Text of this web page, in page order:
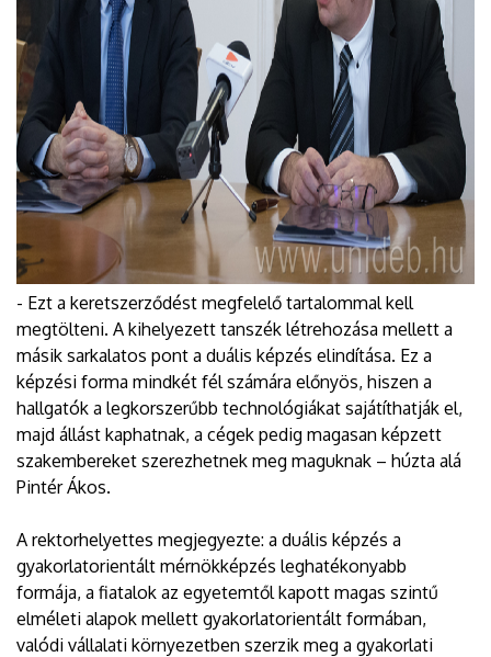
- Ezt a keretszerződést megfelelő tartalommal kell
megtölteni. A kihelyezett tanszék létrehozása mellett a
másik sarkalatos pont a duális képzés elindítása. Ez a
képzési forma mindkét fél számára előnyös, hiszen a
hallgatók a legkorszerűbb technológiákat sajátíthatják el,
majd állást kaphatnak, a cégek pedig magasan képzett
szakembereket szerezhetnek meg maguknak – húzta alá
Pintér Ákos.
A rektorhelyettes megjegyezte: a duális képzés a
gyakorlatorientált mérnökképzés leghatékonyabb
formája, a fiatalok az egyetemtől kapott magas szintű
elméleti alapok mellett gyakorlatorientált formában,
valódi vállalati környezetben szerzik meg a gyakorlati